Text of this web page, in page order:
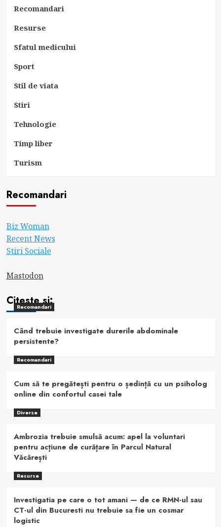
Recomandari
Resurse
Sfatul medicului
Sport
Stil de viata
Stiri
Tehnologie
Timp liber
Turism
Recomandari
Biz Woman
Recent News
Stiri Sociale
Mastodon
Citeste si:
Recomandari
Când trebuie investigate durerile abdominale
persistente?
Recomandari
Cum să te pregătești pentru o ședință cu un psiholog
online din confortul casei tale
Diverse
Ambrozia trebuie smulsă acum: apel la voluntari
pentru acțiune de curățare în Parcul Natural
Văcărești
Resurse
Investigatia pe care o tot amani — de ce RMN-ul sau
CT-ul din Bucuresti nu trebuie sa fie un cosmar
logistic